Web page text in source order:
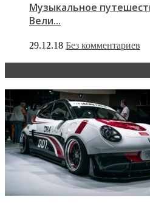
Музыкальное
Вели...
29.12.18 Без комментариев